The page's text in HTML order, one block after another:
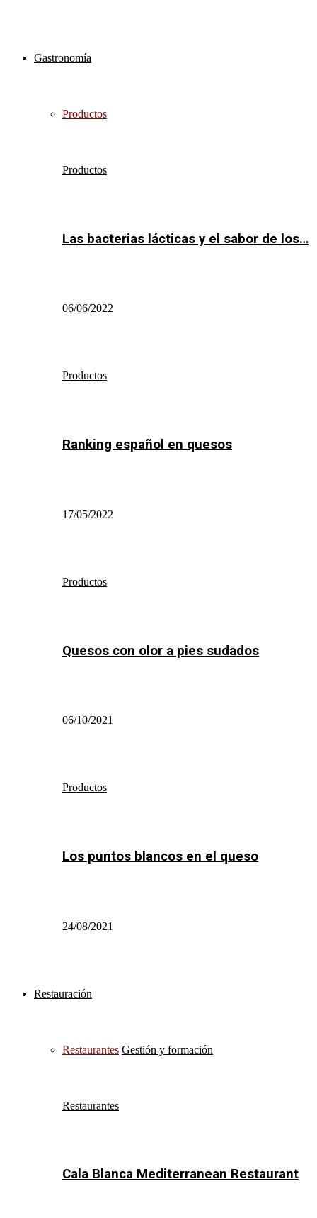
Gastronomía
Productos
Productos
Las bacterias lácticas y el sabor de los…
06/06/2022
Productos
Ranking español en quesos
17/05/2022
Productos
Quesos con olor a pies sudados
06/10/2021
Productos
Los puntos blancos en el queso
24/08/2021
Restauración
Restaurantes Gestión y formación
Restaurantes
Cala Blanca Mediterranean Restaurant